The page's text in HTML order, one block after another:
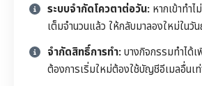
ระบบจำกัดโควตาต่อวัน: หากเข้าทำ
เต็มจำนวนแล้ว ให้กลับมาลองใหม่ในวั
จำกัดสิทธิ์การทำ:บางกิจกรรมทำได้
ต้องการเริ่มใหม่ต้องใช้บัญชีอีเมลอื่นเ